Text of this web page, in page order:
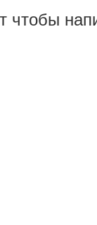
чтобы